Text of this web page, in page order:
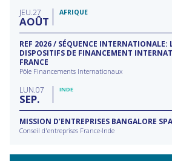
JEU 27
AOÛT
AFRIQUE
REF 2026 / SÉQUENCE INTERNATIONALE:
DISPOSITIFS DE FINANCEMENT
FRANCE
Pôle Financements Internationaux
LUN 07
SEP
INDE
MISSION D’ENTREPRISES BANGALORE
Conseil d'entreprises France-Inde